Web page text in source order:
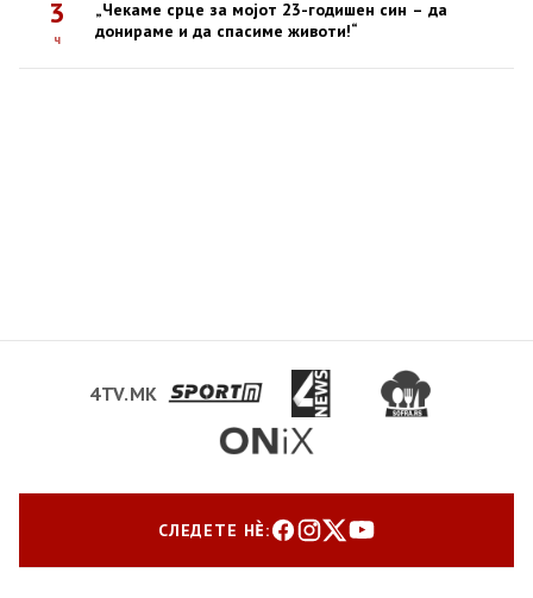
3
ч
„Чекаме срце за мојот 23-годишен син – да
донираме и да спасиме животи!“
4TV.MK
СЛЕДЕТЕ НЀ: